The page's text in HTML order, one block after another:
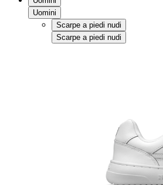
Uomini
Scarpe a piedi nudi
Scarpe a piedi nudi